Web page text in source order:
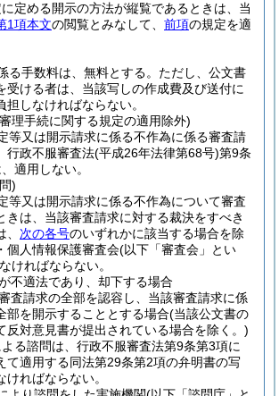
定める開示の方法が縦覧であるときは、当
1項本文の閲覧とみなして、 前項の規定を適
る手数料は、無料とする。 ただし、公文書
受ける者は、当該写しの作成費及び送付に
担しなければならない。
理手続に関する規定の適用除外)
等又は開示請求に係る不作為に係る審査請
行政不服審査法(平成26年法律第68号)第9条
適用しない。
)
等又は開示請求に係る不作為について審査
きは、当該審査請求に対する裁決をすべき
次の各号のいずれかに該当する場合を除
個人情報保護審査会(以下「審査会」とい
ければならない。
不適法であり、却下する場合
査請求の全部を認容し、当該審査請求に係
部を開示することとする場合(当該公文書の
反対意見書が提出されている場合を除く。)
る諮問は、行政不服審査法第9条第3項に
て適用する同法第29条第2項の弁明書の写
ければならない。